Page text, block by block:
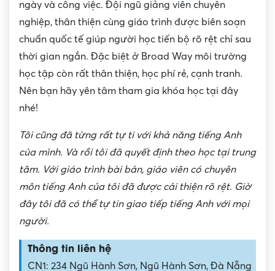
ngày và công việc. Đội ngũ giảng viên chuyên
nghiệp, thân thiện cùng giáo trình được biên soạn
chuẩn quốc tế giúp người học tiến bộ rõ rệt chỉ sau
thời gian ngắn. Đặc biệt ở Broad Way môi trường
học tập còn rất thân thiện, học phí rẻ, cạnh tranh.
Nên bạn hãy yên tâm tham gia khóa học tại đây
nhé!
Tôi cũng đã từng rất tự ti với khả năng tiếng Anh
của mình. Và rồi tôi đã quyết định theo học tại trung
tâm. Với giáo trình bài bản, giáo viên có chuyên
môn tiếng Anh của tôi đã được cải thiện rõ rệt. Giờ
đây tôi đã có thể tự tin giao tiếp tiếng Anh với mọi
người.
Thông tin liên hệ
CN1: 234 Ngũ Hành Sơn, Ngũ Hành Sơn, Đà Nẵng